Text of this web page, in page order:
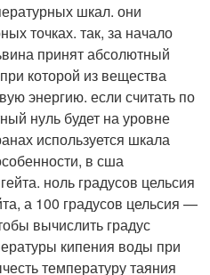
шкал. они
точках. так, за начало
принят абсолютный
которой из вещества
энергию. если считать по
нуль будет на уровне
используется шкала
в сша
ноль градусов цельсия
а 100 градусов цельсия —
вычислить градус
кипения воды при
температуру таяния